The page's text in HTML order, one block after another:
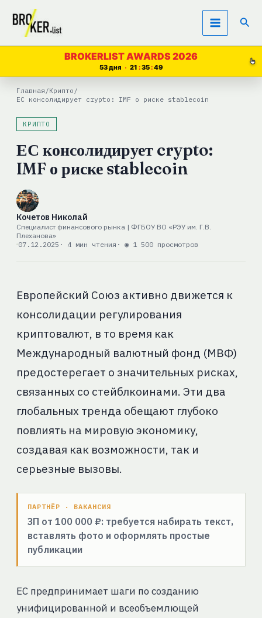
Перейти
содержимому
BROKERLIST AWARDS 2026
53 дня 21 35 49
Главная /Крипто /
ЕС консолидирует crypto: IMF о риске stablecoin
КРИПТО
ЕС консолидирует crypto:
IMF о риске stablecoin
Кочетов Николай
Специалист финансового рынка | ФГБОУ ВО «РЭУ им. Г.В.
Плеханова»
07.12.2025 · 4 мин чтения · ◉ 1 500 просмотров
Европейский Союз активно движется к
консолидации регулирования
криптовалют, в то время как
Международный валютный фонд (МВФ)
предостерегает о значительных рисках,
связанных со стейблкоинами. Эти два
глобальных тренда обещают глубоко
повлиять на мировую экономику,
создавая как возможности, так и
серьезные вызовы.
ПАРТНЁР · ВАКАНСИЯ
ЗП от 100 000 ₽: требуется набирать текст,
вставлять фото и оформлять простые
публикации
ЕС предпринимает шаги по созданию
унифицированной и всеобъемлющей